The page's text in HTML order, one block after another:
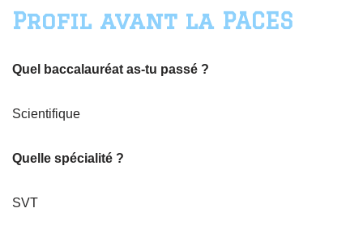
Profil avant la PACES
Quel baccalauréat as-tu passé ?
Scientifique
Quelle spécialité ?
SVT